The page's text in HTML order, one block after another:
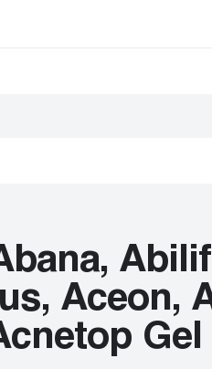
HIV
고혈압
남성 건강
Aceon,
Gel